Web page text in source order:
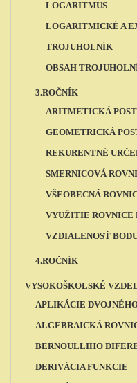
LOGARITMUS
LOGARITMICKÉ A
TROJUHOLNÍK
OBSAH
3.ROČNÍK
ARITMETICKÁ
GEOMETRICKÁ
REKURENTNÉ
SMERNICOVÁ
VŠEOBECNÁ
VYUŽITIE ROVNICE
VZDIALENOSŤ
4.ROČNÍK
VYSOKOŠKOLSKÉ
APLIKÁCIE
ALGEBRAICKÁ
BERNOULLIHO
DERIVÁCIA FUNKCIE